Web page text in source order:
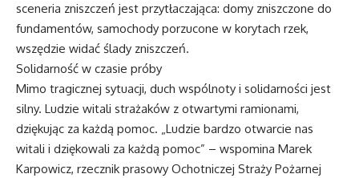
sceneria zniszczeń jest przytłaczająca: domy zniszczone do
fundamentów, samochody porzucone w korytach rzek,
wszędzie widać ślady zniszczeń.
Solidarność w czasie próby
Mimo tragicznej sytuacji, duch wspólnoty i solidarności jest
silny. Ludzie witali strażaków z otwartymi ramionami,
dziękując za każdą pomoc. „Ludzie bardzo otwarcie nas
witali i dziękowali za każdą pomoc” – wspomina Marek
Karpowicz, rzecznik prasowy Ochotniczej Straży Pożarnej